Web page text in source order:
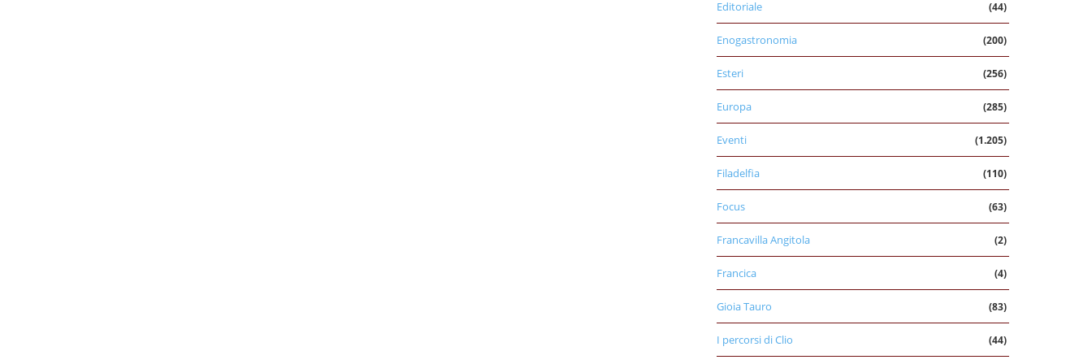
Editoriale (44)
Enogastronomia (200)
Esteri (256)
Europa (285)
Eventi (1.205)
Filadelfia (110)
Focus (63)
Francavilla Angitola (2)
Francica (4)
Gioia Tauro (83)
I percorsi di Clio (44)